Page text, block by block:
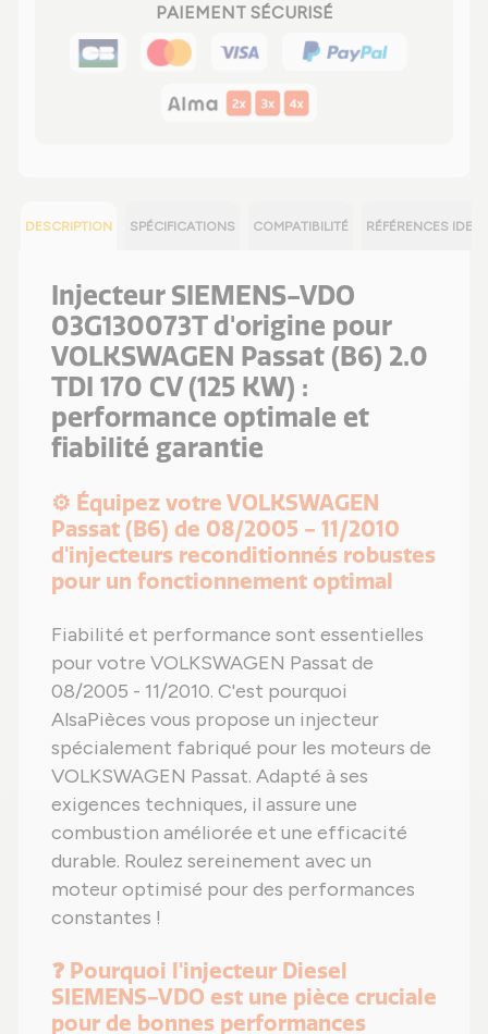
PAIEMENT SÉCURISÉ
DESCRIPTION SPÉCIFICATIONS COMPATIBILITÉ RÉFÉRENCES
Injecteur SIEMENS-VDO
03G130073T d'origine pour
VOLKSWAGEN Passat (B6) 2.0
TDI 170 CV (125 KW) :
performance optimale et
fiabilité garantie
⚙️ Équipez votre VOLKSWAGEN
Passat (B6) de 08/2005 - 11/2010
d'injecteurs reconditionnés robustes
pour un fonctionnement optimal
Fiabilité et performance sont essentielles
pour votre VOLKSWAGEN Passat de
08/2005 - 11/2010. C'est pourquoi
AlsaPièces vous propose un injecteur
spécialement fabriqué pour les moteurs de
VOLKSWAGEN Passat. Adapté à ses
exigences techniques, il assure une
combustion améliorée et une efficacité
durable. Roulez sereinement avec un
moteur optimisé pour des performances
constantes !
❓ Pourquoi l'injecteur Diesel
SIEMENS-VDO est une pièce cruciale
pour de bonnes performances